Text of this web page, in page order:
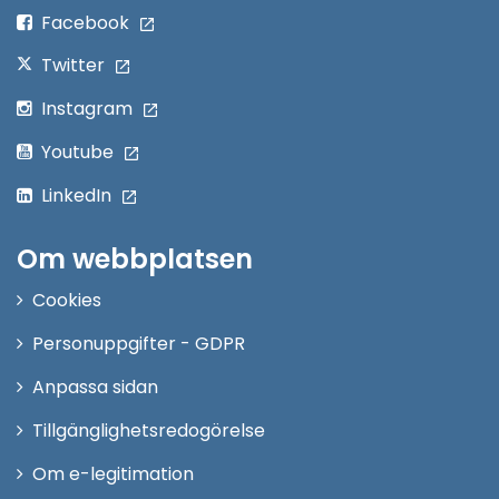
Facebook
Twitter
Instagram
Youtube
LinkedIn
Om webbplatsen
Cookies
Personuppgifter - GDPR
Anpassa sidan
Tillgänglighetsredogörelse
Om e-legitimation